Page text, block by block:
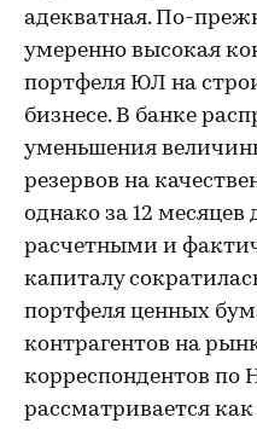
адекватная. По-
умеренно высокая
портфеля ЮЛ на
бизнесе. В банке
уменьшения
резервов на
однако за 12 месяцев
расчетными и
капиталу
портфеля ценных
контрагентов на
корреспондентов
рассматривается